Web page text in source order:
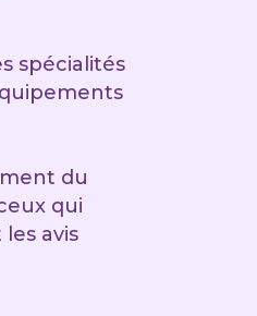
spécialités
du
qui
avis